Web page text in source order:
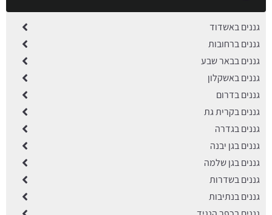
גננים באשדוד
גננים ברחובות
גננים בבאר שבע
גננים באשקלון
גננים בדרום
גננים בקרית גת
גננים בגדרה
גננים בגן יבנה
גננים בגן שלמה
גננים בשדרות
גננים בנתיבות